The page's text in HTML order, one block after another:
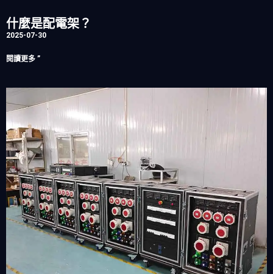
什麼是配電架？
2025-07-30
閱讀更多 ”